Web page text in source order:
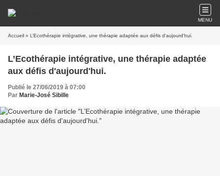
MENU
Accueil » L’Ecothérapie intégrative, une thérapie adaptée aux défis d'aujourd'hui.
L’Ecothérapie intégrative, une thérapie adaptée
aux défis d'aujourd'hui.
Publié le 27/06/2019 à 07:00
Par Marie-José Sibille